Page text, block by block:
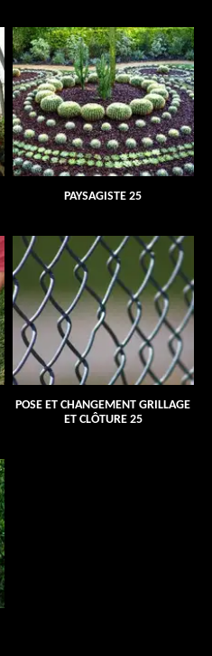
PAYSAGISTE 25
POSE ET CHANGEMENT GRILLAGE
ET CLÔTURE 25